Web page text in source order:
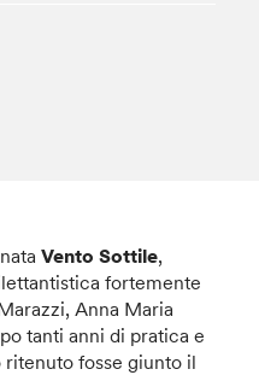
Vento Sottile,
fortemente
Anna Maria
tanti anni di pratica e
ritenuto fosse giunto il